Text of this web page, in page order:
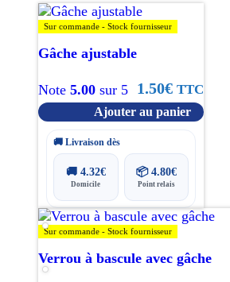
Sur commande - Stock fournisseur
Gâche ajustable
Note 5.00 sur 5 1.50€ TTC
Ajouter au panier
🚚 Livraison dès
🚚 4.32€
Domicile
📦 4.80€
Point relais
Sur commande - Stock fournisseur
Verrou à bascule avec gâche
Ce
produit
plusieurs